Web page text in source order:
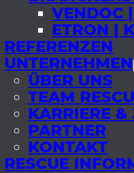
VENDOC
ETRON |
REFERENZEN
UNTERNEHMEN
ÜBER UNS
TEAM
KARRIERE &
PARTNER
KONTAKT
RESCUE